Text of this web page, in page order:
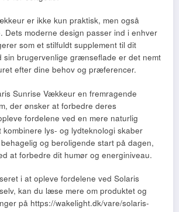
er ikke kun praktisk, men også
Dets moderne design passer ind i enhver
som et stilfuldt supplement til dit
sin brugervenlige grænseflade er det nemt
efter dine behov og præferencer.
Sunrise Vækkeur en fremragende
der ønsker at forbedre deres
fordelene ved en mere naturlig
kombinere lys- og lydteknologi skaber
og beroligende start på dagen,
at forbedre dit humør og energiniveau.
i at opleve fordelene ved Solaris
kan du læse mere om produktet og
på https://wakelight.dk/vare/solaris-